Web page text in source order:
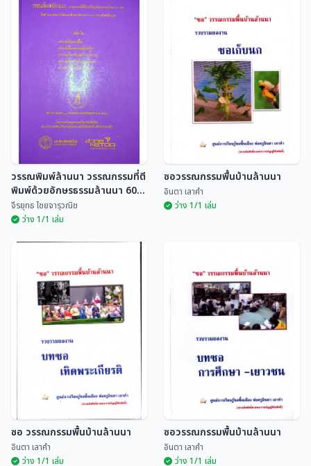
วรรณพิมพ์ล้านนา
วรรณกรรมที่ตีพิมพ์ด้วย
อักษรธรรมล้านนา 60 เล่ม
จีรยุทธ ไชยจารุวณิช
วรรณพิมพ์ล้านนา
วรรณกรรมที่ตีพิมพ์ด้วย
อักษรธรรมล้านนา 60 เล่ม
จีรยุทธ ไชยจารุวณิช
วรรณพิมพ์ล้านนา
วรรณกรรมที่ตีพิมพ์ด้วย
อักษรธรรมล้านนา 60 เล่ม
จีรยุทธ ไชยจารุวณิช
วรรณพิมพ์ล้านนา วรรณกรรมที่ตี
พิมพ์ด้วยอักษรธรรมล้านนา 60
เล่ม
จีรยุทธ ไชยจารุวณิช
ว่าง 1/1 เล่ม
ซอวรรณกรรมพื้นบ้านล้าน
ซอวรรณกรรมพื้นบ้านล้านนา
อินตา เลาคำ
ว่าง 1/1 เล่ม
ซอ วรรณกรรมพื้นบ้านล้านนา
อินตา เลาคำ
ว่าง 1/1 เล่ม
ซอวรรณกรรมพื้นบ้านล้านนา
อินตา เลาคำ
ว่าง 1/1 เล่ม